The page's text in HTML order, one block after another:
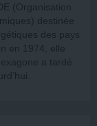
(Organisation
destinée
des pays
en 1974, elle
a tardé